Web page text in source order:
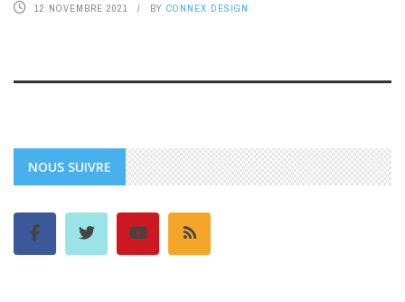
12 NOVEMBRE 2021 BY CONNEX DESIGN
NOUS SUIVRE